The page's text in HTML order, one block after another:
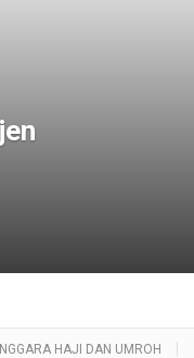
HAJI DAN UMROH